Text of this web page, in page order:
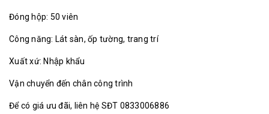
Đóng hộp: 50 viên
Công năng: Lát sàn, ốp tường, trang trí
Xuất xứ: Nhập khẩu
Vận chuyển đến chân công trình
Để có giá ưu đãi, liên hệ SĐT 0833006886